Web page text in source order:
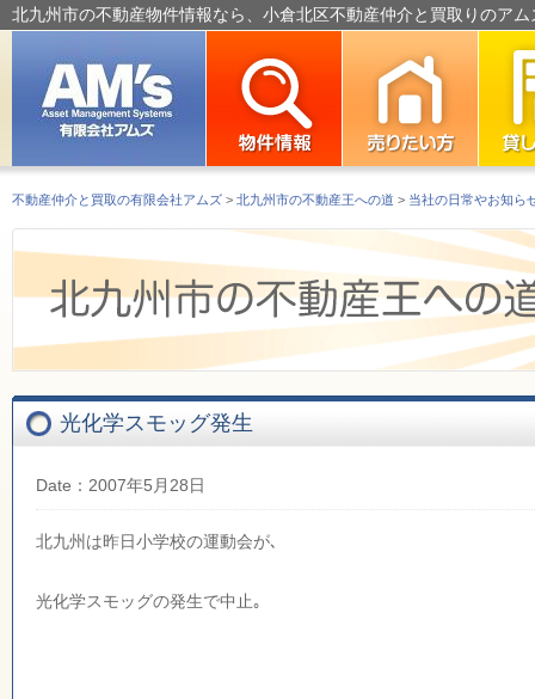
北九州市の不動産物件情報なら、小倉北区不動産仲介と買取りのア
不動産仲介と買取の有限会社アムズ > 北九州市の不動産王への道 > 当社の日常やお知ら
光化学スモッグ発生
Date：2007年5月28日
北九州は昨日小学校の運動会が､
光化学スモッグの発生で中止｡